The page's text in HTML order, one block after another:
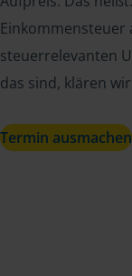
Einkommensteuer
steuerrelevanten
das sind, klären
Termin ausmachen